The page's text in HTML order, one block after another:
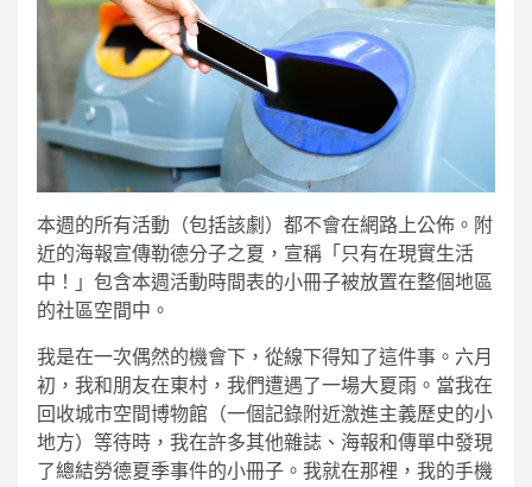
本週的所有活動（包括該劇）都不會在網路上公佈。附
近的海報宣傳勒德分子之夏，宣稱「只有在現實生活
中！」包含本週活動時間表的小冊子被放置在整個地區
的社區空間中。
我是在一次偶然的機會下，從線下得知了這件事。六月
初，我和朋友在東村，我們遭遇了一場大夏雨。當我在
回收城市空間博物館（一個記錄附近激進主義歷史的小
地方）等待時，我在許多其他雜誌、海報和傳單中發現
了總結勞德夏季事件的小冊子。我就在那裡，我的手機